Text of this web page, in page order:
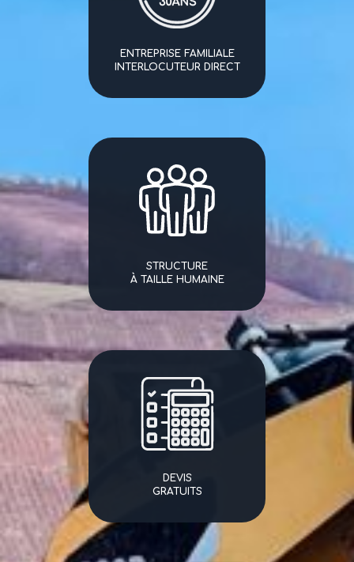
ENTREPRISE FAMILIALE
INTERLOCUTEUR DIRECT
STRUCTURE
À TAILLE HUMAINE
DEVIS
GRATUITS